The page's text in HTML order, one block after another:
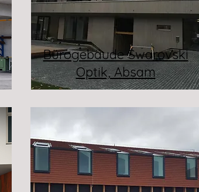
Bürogebäude Swarovski
Optik, Absam